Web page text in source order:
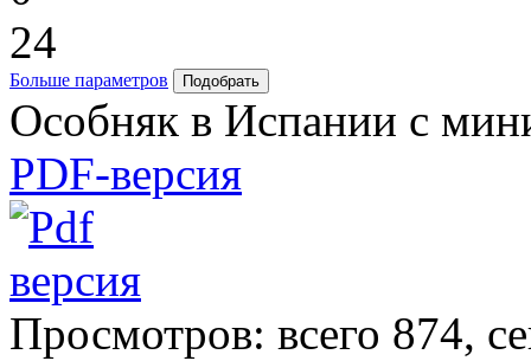
24
Больше параметров
Особняк в Испании с
PDF-версия
Просмотров: всего 874,